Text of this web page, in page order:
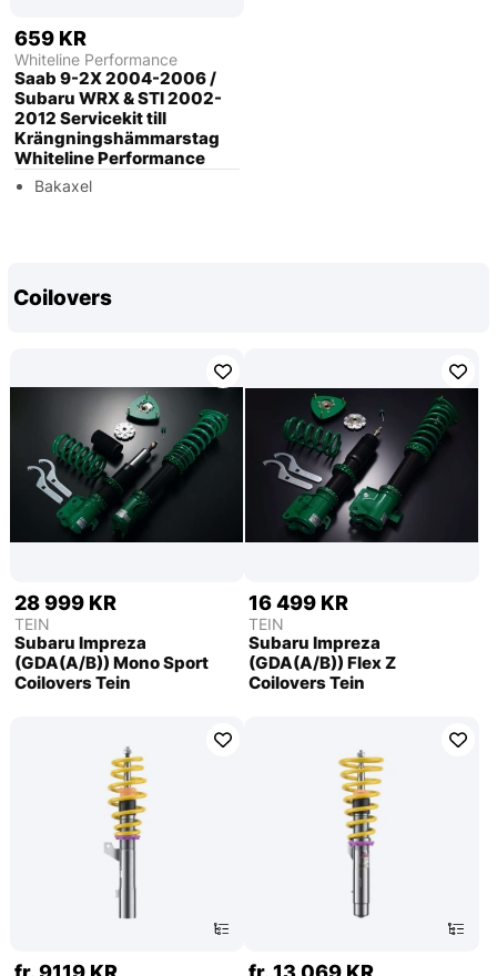
659 KR
Whiteline Performance
Saab 9-2X 2004-2006 /
Subaru WRX & STI 2002-
2012 Servicekit till
Krängningshämmarstag
Whiteline Performance
Bakaxel
Coilovers
28 999 KR
TEIN
Subaru Impreza
(GDA(A/B)) Mono Sport
Coilovers Tein
16 499 KR
TEIN
Subaru Impreza
(GDA(A/B)) Flex Z
Coilovers Tein